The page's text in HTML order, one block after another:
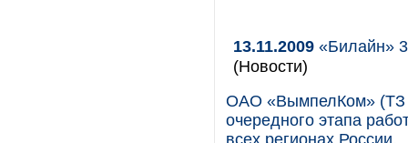
13.11.2009 «Билайн»
(Новости)
ОАО «ВымпелКом» (ТЗ
очередного этапа
всех регионах России.